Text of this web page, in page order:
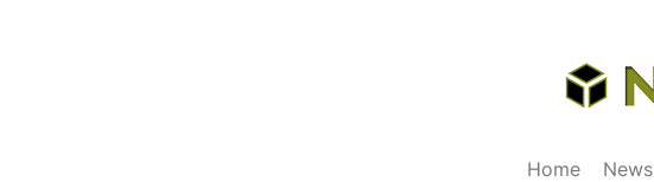
Home News